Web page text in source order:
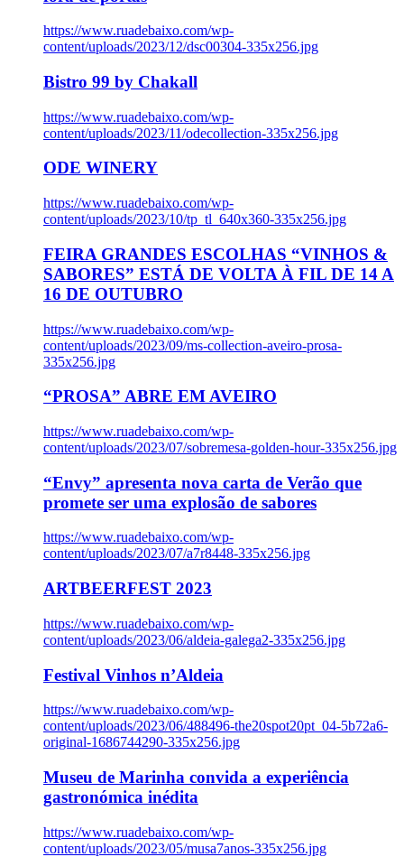
https://www.ruadebaixo.com/wp-
content/uploads/2023/12/dsc00304-335x256.jpg
Bistro 99 by Chakall
https://www.ruadebaixo.com/wp-
content/uploads/2023/11/odecollection-335x256.jpg
ODE WINERY
https://www.ruadebaixo.com/wp-
content/uploads/2023/10/tp_tl_640x360-335x256.jpg
FEIRA GRANDES ESCOLHAS “VINHOS &
SABORES” ESTÁ DE VOLTA À FIL DE 14 A
16 DE OUTUBRO
https://www.ruadebaixo.com/wp-
content/uploads/2023/09/ms-collection-aveiro-prosa-
335x256.jpg
“PROSA” ABRE EM AVEIRO
https://www.ruadebaixo.com/wp-
content/uploads/2023/07/sobremesa-golden-hour-335x256.jpg
“Envy” apresenta nova carta de Verão que
promete ser uma explosão de sabores
https://www.ruadebaixo.com/wp-
content/uploads/2023/07/a7r8448-335x256.jpg
ARTBEERFEST 2023
https://www.ruadebaixo.com/wp-
content/uploads/2023/06/aldeia-galega2-335x256.jpg
Festival Vinhos n’Aldeia
https://www.ruadebaixo.com/wp-
content/uploads/2023/06/488496-the20spot20pt_04-5b72a6-
original-1686744290-335x256.jpg
Museu de Marinha convida a experiência
gastronómica inédita
https://www.ruadebaixo.com/wp-
content/uploads/2023/05/musa7anos-335x256.jpg